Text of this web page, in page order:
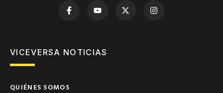
VICEVERSA NOTICIAS
QUIÉNES SOMOS